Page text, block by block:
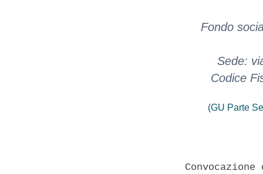
Fondo
Sede:
Codice
(GU Parte